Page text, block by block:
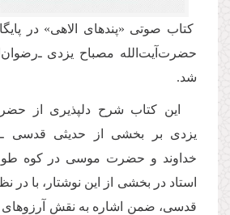
کتاب صوتی «پندهای الاهی» در
حضرت‌آیت‌الله مصباح یزدی
شد.
این كتاب شرح دلپذیری از
یزدی بر بخشی از حدیثی قدسی
خداوند و حضرت موسی در كوه
استاد در بخشی از این نوشتار، با در
قدسی، ضمن اشاره به نقش